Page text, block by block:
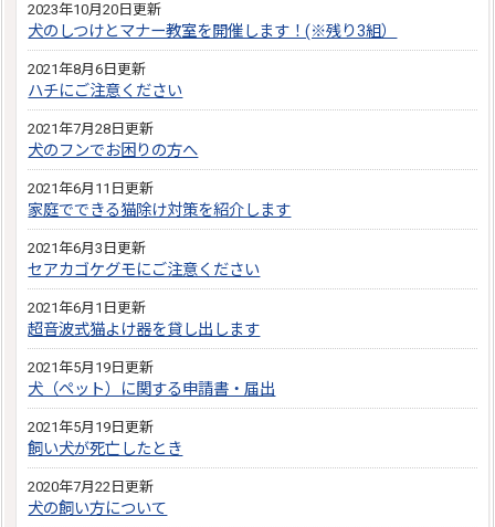
2023年10月20日更新
犬のしつけとマナー教室を開催します！(※残り3組）
2021年8月6日更新
ハチにご注意ください
2021年7月28日更新
犬のフンでお困りの方へ
2021年6月11日更新
家庭でできる猫除け対策を紹介します
2021年6月3日更新
セアカゴケグモにご注意ください
2021年6月1日更新
超音波式猫よけ器を貸し出します
2021年5月19日更新
犬（ペット）に関する申請書・届出
2021年5月19日更新
飼い犬が死亡したとき
2020年7月22日更新
犬の飼い方について